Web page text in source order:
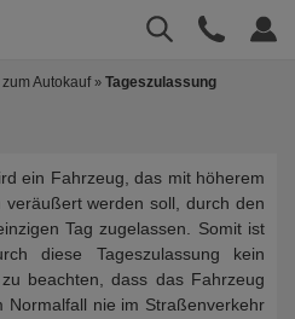
Autokauf» Tageszulassung
ein Fahrzeug, das mit höherem
werden soll, durch den
Tag zugelassen. Somit ist
diese Tageszulassung kein
beachten, dass das Fahrzeug
Normalfall nie im Straßenverkehr